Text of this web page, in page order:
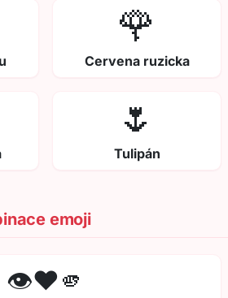
🌹
Cervena ruzicka
🌷
Tulipán
emoji
👁️❤️🫵